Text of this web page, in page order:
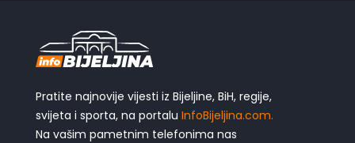
Pratite najnovije vijesti iz Bijeljine, BiH, regije,
svijeta i sporta, na portalu InfoBijeljina.com.
Na vašim pametnim telefonima nas